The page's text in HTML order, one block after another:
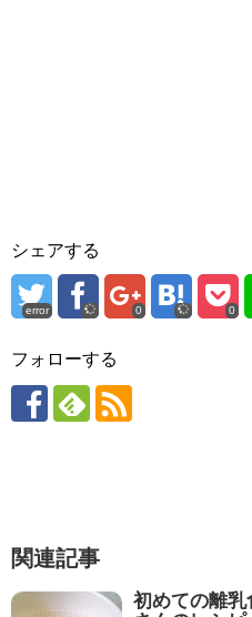
シェアする
error 0 0
フォローする
関連記事
初めての離